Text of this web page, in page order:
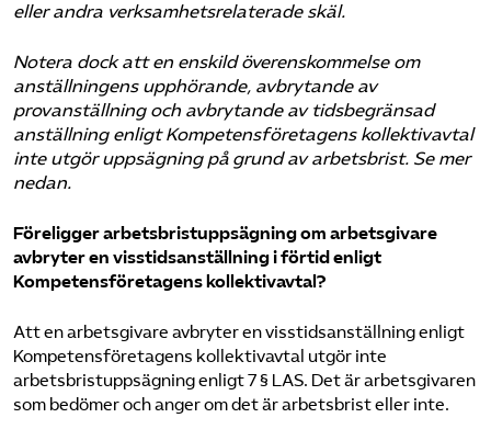
eller andra verksamhetsrelaterade skäl.
Notera dock att en enskild överenskommelse om
anställningens upphörande, avbrytande av
provanställning och avbrytande av tidsbegränsad
anställning enligt Kompetensföretagens kollektivavtal
inte utgör uppsägning på grund av arbetsbrist. Se mer
nedan.
Föreligger arbetsbristuppsägning om arbetsgivare
avbryter en visstidsanställning i förtid enligt
Kompetensföretagens kollektivavtal?
Att en arbetsgivare avbryter en visstidsanställning enligt
Kompetensföretagens kollektivavtal utgör inte
arbetsbristuppsägning enligt 7 § LAS. Det är arbetsgivaren
som bedömer och anger om det är arbetsbrist eller inte.